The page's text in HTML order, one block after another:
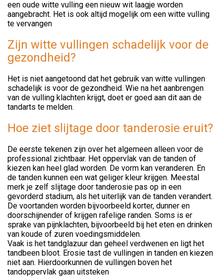
een oude witte vulling een nieuw wit laagje worden
aangebracht. Het is ook altijd mogelijk om een witte vulling
te vervangen
Zijn witte vullingen schadelijk voor de
gezondheid?
Het is niet aangetoond dat het gebruik van witte vullingen
schadelijk is voor de gezondheid. Wie na het aanbrengen
van de vulling klachten krijgt, doet er goed aan dit aan de
tandarts te melden.
Hoe ziet slijtage door tanderosie eruit?
De eerste tekenen zijn over het algemeen alleen voor de
professional zichtbaar. Het oppervlak van de tanden of
kiezen kan heel glad worden. De vorm kan veranderen. En
de tanden kunnen een wat geliger kleur krijgen. Meestal
merk je zelf slijtage door tanderosie pas op in een
gevorderd stadium, als het uiterlijk van de tanden verandert.
De voortanden worden bijvoorbeeld korter, dunner en
doorschijnender of krijgen rafelige randen. Soms is er
sprake van pijnklachten, bijvoorbeeld bij het eten en drinken
van koude of zuren voedingsmiddelen.
Vaak is het tandglazuur dan geheel verdwenen en ligt het
tandbeen bloot. Erosie tast de vullingen in tanden en kiezen
niet aan. Hierdoorkunnen de vullingen boven het
tandoppervlak gaan uitsteken